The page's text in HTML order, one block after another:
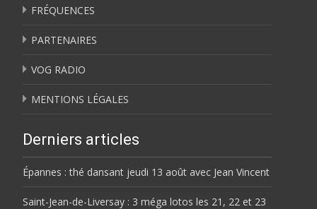
FRÉQUENCES
PARTENAIRES
VOG RADIO
MENTIONS LÉGALES
Derniers articles
Épannes : thé dansant jeudi 13 août avec Jean Vincent
Saint-Jean-de-Liversay : 3 méga lotos les 21, 22 et 23